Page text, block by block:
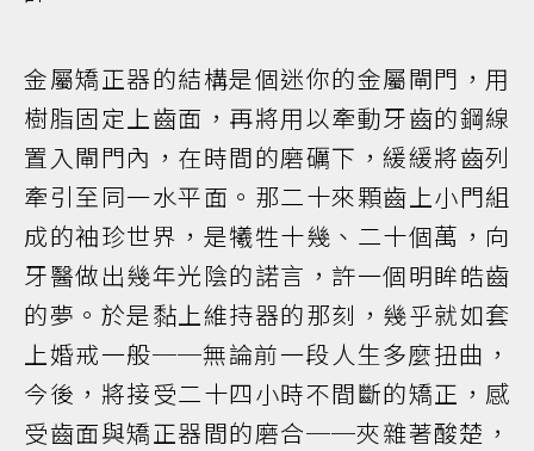
金屬矯正器的結構是個迷你的金屬閘門，用
樹脂固定上齒面，再將用以牽動牙齒的鋼線
置入閘門內，在時間的磨礪下，緩緩將齒列
牽引至同一水平面。那二十來顆齒上小門組
成的袖珍世界，是犧牲十幾、二十個萬，向
牙醫做出幾年光陰的諾言，許一個明眸皓齒
的夢。於是黏上維持器的那刻，幾乎就如套
上婚戒一般──無論前一段人生多麼扭曲，
今後，將接受二十四小時不間斷的矯正，感
受齒面與矯正器間的磨合──夾雜著酸楚，